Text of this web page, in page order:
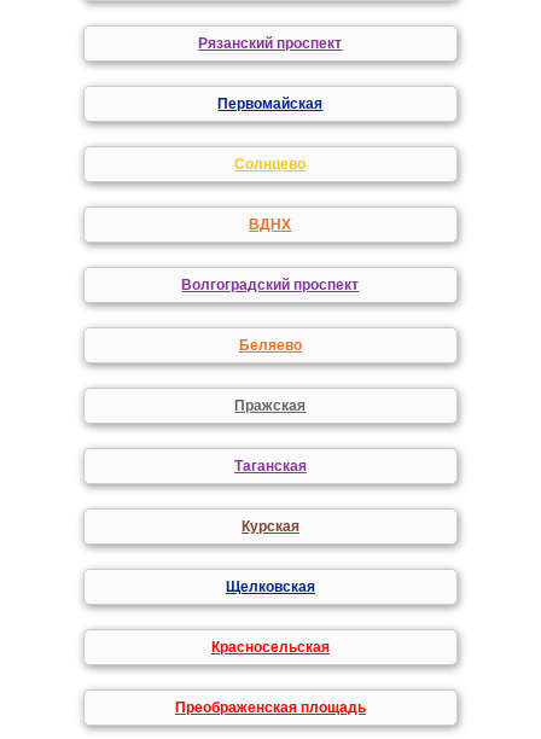
Рязанский проспект
Первомайская
Солнцево
ВДНХ
Волгоградский проспект
Беляево
Пражская
Таганская
Курская
Щелковская
Красносельская
Преображенская площадь